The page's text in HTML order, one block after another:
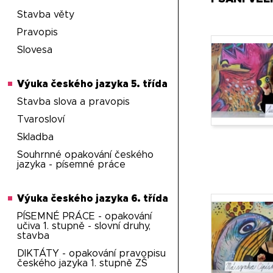
Stavba věty
Pravopis
Slovesa
Výuka českého jazyka 5. třída
Stavba slova a pravopis
Tvarosloví
Skladba
Souhrnné opakování českého
jazyka - písemné práce
Výuka českého jazyka 6. třída
PÍSEMNÉ PRÁCE - opakování
učiva 1. stupně - slovní druhy,
stavba
DIKTÁTY - opakování pravopisu
českého jazyka 1. stupně ZŠ